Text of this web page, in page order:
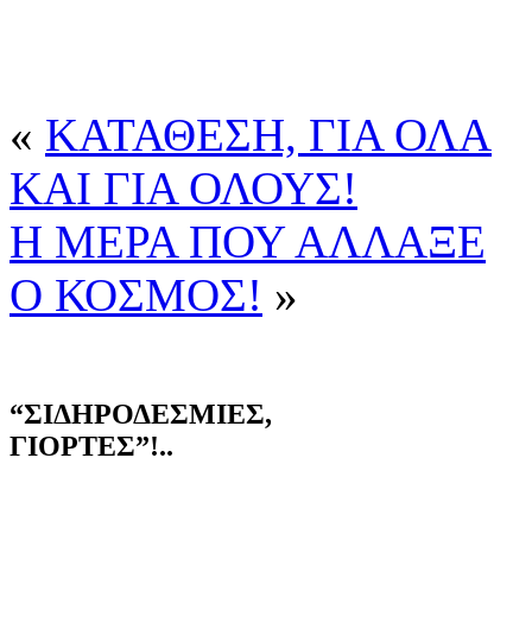
« ΚΑΤΑΘΕΣΗ, ΓΙΑ ΟΛΑ
ΚΑΙ ΓΙΑ ΟΛΟΥΣ!
Η ΜΕΡΑ ΠΟΥ ΑΛΛΑΞΕ
Ο ΚΟΣΜΟΣ! »
“ΣΙΔΗΡΟΔΕΣΜΙΕΣ,
ΓΙΟΡΤΕΣ”!..